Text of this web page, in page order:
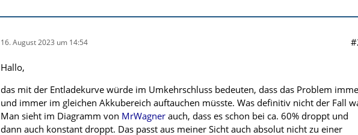
16. August 2023 um 14:54
Hallo,
das mit der Entladekurve würde im Umkehrschluss bedeuten, dass das Problem
und immer im gleichen Akkubereich auftauchen müsste. Was definitiv nicht der Fall
Man sieht im Diagramm von MrWagner auch, dass es schon bei ca. 60% droppt und
dann auch konstant droppt. Das passt aus meiner Sicht auch absolut nicht zu einer